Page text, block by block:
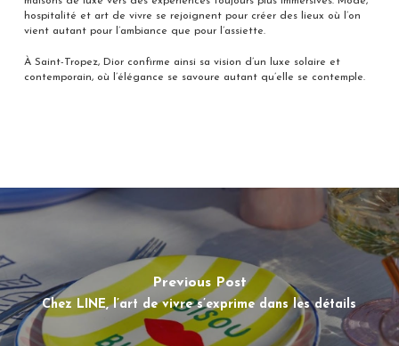
hospitalité et art de vivre se rejoignent pour créer des lieux où l’on
vient autant pour l’ambiance que pour l’assiette.
À Saint-Tropez, Dior confirme ainsi sa vision d’un luxe solaire et
contemporain, où l’élégance se savoure autant qu’elle se contemple.
Previous Post
Chez LINE, l’art de vivre s’exprime dans les détails